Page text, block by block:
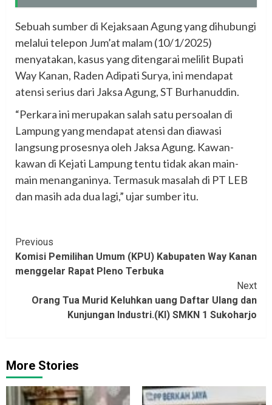
Sebuah sumber di Kejaksaan Agung yang dihubungi
melalui telepon Jum’at malam (10/1/2025)
menyatakan, kasus yang ditengarai melilit Bupati
Way Kanan, Raden Adipati Surya, ini mendapat
atensi serius dari Jaksa Agung, ST Burhanuddin.
“Perkara ini merupakan salah satu persoalan di
Lampung yang mendapat atensi dan diawasi
langsung prosesnya oleh Jaksa Agung. Kawan-
kawan di Kejati Lampung tentu tidak akan main-
main menanganinya. Termasuk masalah di PT LEB
dan masih ada dua lagi,” ujar sumber itu.
Continue
Reading
Previous
Komisi Pemilihan Umum (KPU) Kabupaten Way Kanan
menggelar Rapat Pleno Terbuka
Next
Orang Tua Murid Keluhkan uang Daftar Ulang dan
Kunjungan Industri.(KI) SMKN 1 Sukoharjo
More Stories